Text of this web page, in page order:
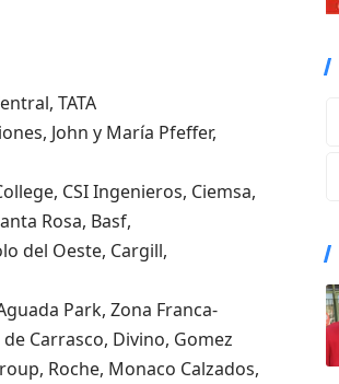
TATA
John y María Pfeffer,
CSI Ingenieros, Ciemsa,
Rosa, Basf,
del Oeste, Cargill,
Park, Zona Franca-
Carrasco, Divino, Gomez
Roche, Monaco Calzados,